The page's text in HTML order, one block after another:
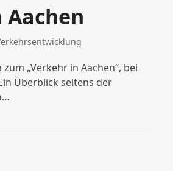
„Verkehr in Aachen“, bei
Überblick seitens der